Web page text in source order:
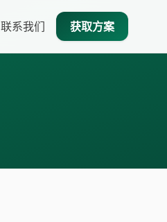
联系我们 获取方案